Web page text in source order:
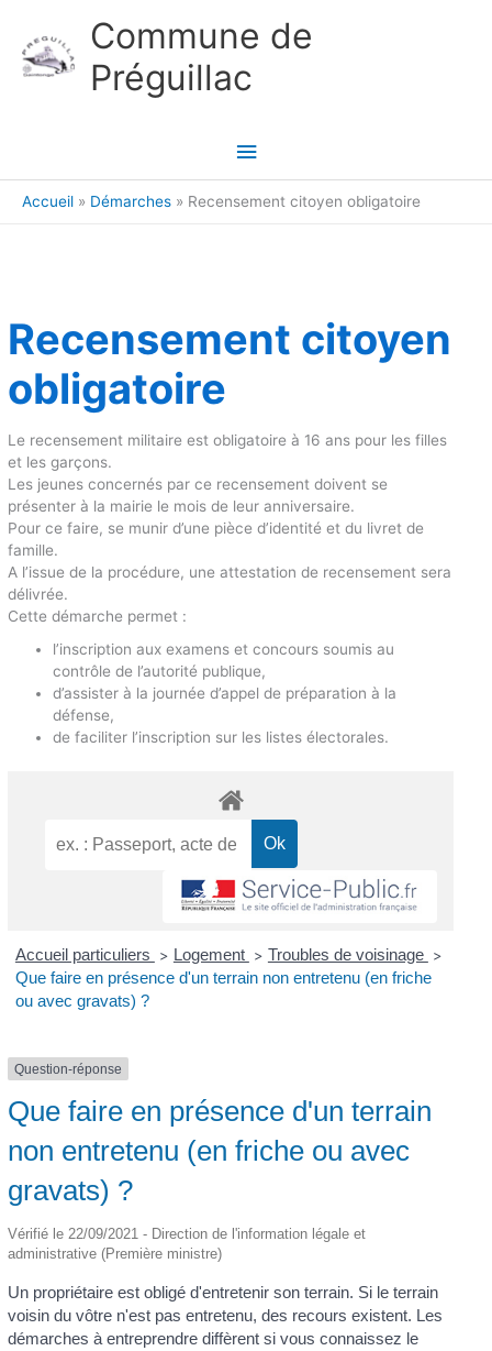
Commune de
Préguillac
Menu
principal
Accueil Démarches Recensement citoyen obligatoire
Recensement citoyen
obligatoire
Le recensement militaire est obligatoire à 16 ans pour les filles
et les garçons.
Les jeunes concernés par ce recensement doivent se
présenter à la mairie le mois de leur anniversaire.
Pour ce faire, se munir d’une pièce d’identité et du livret de
famille.
A l’issue de la procédure, une attestation de recensement sera
délivrée.
Cette démarche permet :
l’inscription aux examens et concours soumis au
contrôle de l’autorité publique,
d’assister à la journée d’appel de préparation à la
défense,
de faciliter l’inscription sur les listes électorales.
Accueil particuliers > Logement > Troubles de voisinage >
Que faire en présence d'un terrain non entretenu (en friche
ou avec gravats) ?
Question-réponse
Que faire en présence d'un terrain
non entretenu (en friche ou avec
gravats) ?
Vérifié le 22/09/2021 - Direction de l'information légale et
administrative (Première ministre)
Un propriétaire est obligé d'entretenir son terrain. Si le terrain
voisin du vôtre n'est pas entretenu, des recours existent. Les
démarches à entreprendre diffèrent si vous connaissez le